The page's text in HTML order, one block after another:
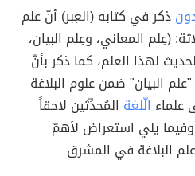
ذكر في كتابه (العِبر) أنّ علم
(عِلم المعاني، وعِلم البيان،
لهذا العلم، كما ذكر بأنّ
البيان" ضمن علوم البلاغة
علماء الّلغة المُحدِّثين لاحقاً
وفيما يلي استعراض لأهمّ
البلاغة في المشرق